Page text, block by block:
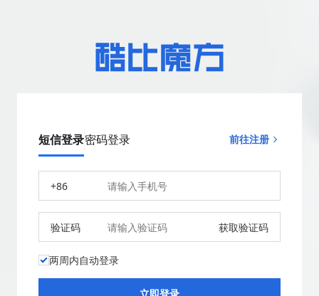
短信登录密码登录 前往注册
+86
验证码 获取验证码
两周内自动登录